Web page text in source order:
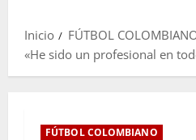
Inicio
FÚTBOL
«He sido un profesional en
FÚTBOL COLOMBIANO